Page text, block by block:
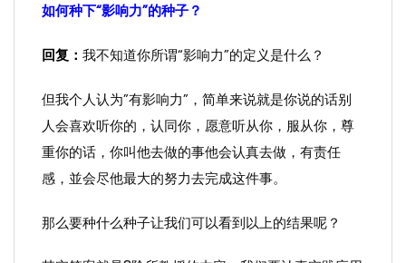
如何种下“影响力”的种子？
回复： 我不知道你所谓“影响力”的定义是什么？
但我个人认为”有影响力”，简单来说就是你说的话别
人会喜欢听你的，认同你，愿意听从你，服从你，尊
重你的话，你叫他去做的事他会认真去做，有责任
感，並会尽他最大的努力去完成这件事。
那么要种什么种子让我们可以看到以上的结果呢？